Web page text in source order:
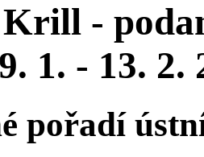
-
1. - 13. 2.
pořadí